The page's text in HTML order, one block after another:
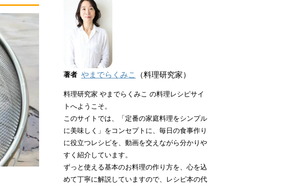
著者 やまでらくみこ （料理研究家）
料理研究家 やまでらくみこ の料理レシピサイ
トへようこそ。
このサイトでは、「定番の家庭料理をシンプル
に美味しく」をコンセプトに、毎日の食事作り
に役立つレシピを、動画を交えながら分かりや
すく紹介しています。
ずっと使える基本のお料理の作り方を、心を込
めて丁寧に解説していますので、レシピ本の代